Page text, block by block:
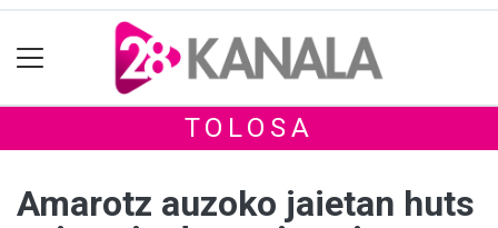
TOLOSA
Amarotz auzoko jaietan huts